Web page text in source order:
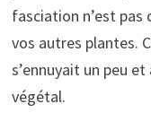
fasciation n’est pas
vos autres plantes.
s’ennuyait un peu
végétal.